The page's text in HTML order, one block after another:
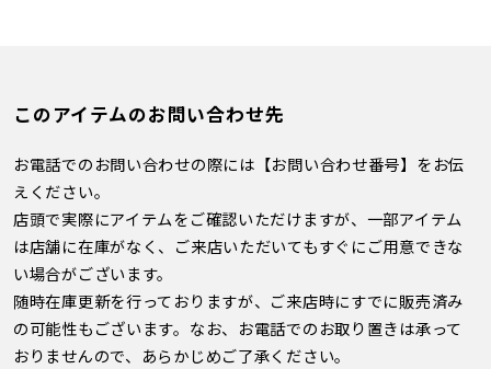
このアイテムのお問い合わせ先
お電話でのお問い合わせの際には【お問い合わせ番号】をお伝
えください。
店頭で実際にアイテムをご確認いただけますが、一部アイテム
は店舗に在庫がなく、ご来店いただいてもすぐにご用意できな
い場合がございます。
随時在庫更新を行っておりますが、ご来店時にすでに販売済み
の可能性もございます。なお、お電話でのお取り置きは承って
おりませんので、あらかじめご了承ください。